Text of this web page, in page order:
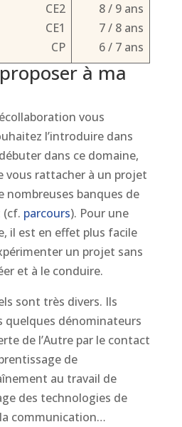
CE2
CE1
CP
8 / 9 ans
7 / 8 ans
6 / 7 ans
à ma
vous
l’introduire dans
dans ce domaine,
vous rattacher à un projet
nombreuses banques de
parcours). Pour une
il est en effet plus facile
un projet sans
et à le conduire.
sont très divers. Ils
dénominateurs
de l’Autre par le contact
de
au travail de
des technologies de
communication…